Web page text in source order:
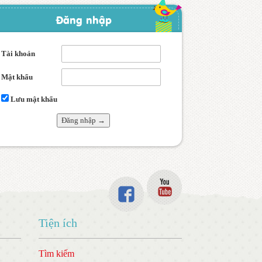
Đăng nhập
Tài khoản
Mật khẩu
Lưu mật khẩu
Tiện ích
Tìm kiếm